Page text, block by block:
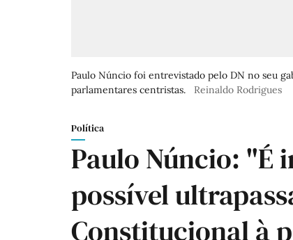
Paulo Núncio foi entrevistado pelo DN no seu
parlamentares centristas.
Reinaldo Rodrigues
Política
Paulo Núncio: "É
possível
Constitucional à